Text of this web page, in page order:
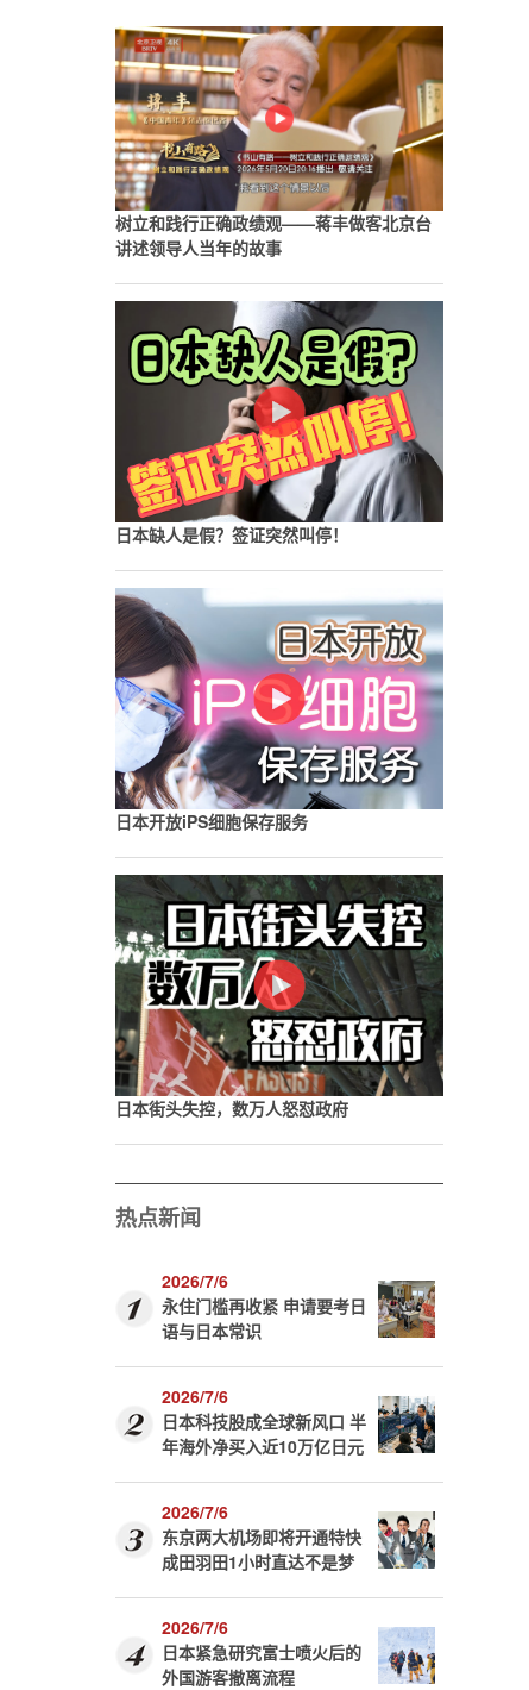
树立和践行正确政绩观——蒋丰做客北京台
讲述领导人当年的故事
日本缺人是假？签证突然叫停！
日本开放iPS细胞保存服务
日本街头失控，数万人怒怼政府
热点新闻
2026/7/6
永住门槛再收紧 申请要考日
语与日本常识
2026/7/6
日本科技股成全球新风口 半
年海外净买入近10万亿日元
2026/7/6
东京两大机场即将开通特快
成田羽田1小时直达不是梦
2026/7/6
日本紧急研究富士喷火后的
外国游客撤离流程